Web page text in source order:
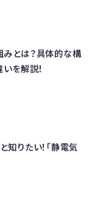
とは？具体的な構
を解説！
知りたい！「静電気